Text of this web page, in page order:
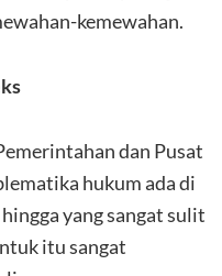
kemewahan.
dan Pusat
hukum ada di
yang sangat sulit
itu sangat